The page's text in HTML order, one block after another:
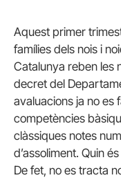
Aquest primer
famílies dels nois i
Catalunya reben les
decret del
avaluacions ja no es
competències
clàssiques notes
d’assoliment. Quin
De fet, no es tracta